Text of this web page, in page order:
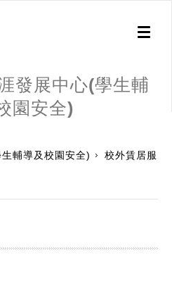
Toggle
發展中心(學生輔
園安全)
輔導及校園安全)
校外賃居服